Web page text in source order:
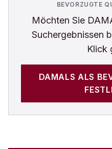
BEVORZUGTE
Möchten Sie
Suchergebnissen
Klick
DAMALS ALS